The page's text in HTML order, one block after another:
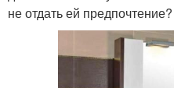
не отдать ей предпочтение?